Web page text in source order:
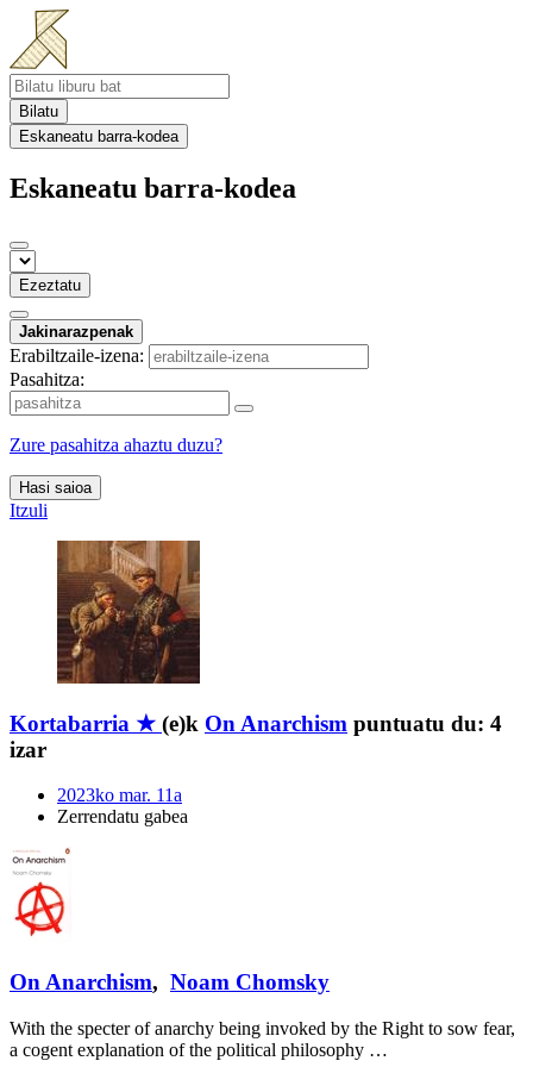
Bilatu
Eskaneatu barra-kodea
Eskaneatu barra-kodea
Ezeztatu
Jakinarazpenak
Erabiltzaile-izena:
Pasahitza:
Zure pasahitza ahaztu duzu?
Hasi saioa
Itzuli
Kortabarria ★ (e)k On Anarchism puntuatu du: 4
izar
2023ko mar. 11a
Zerrendatu gabea
On Anarchism, Noam Chomsky
With the specter of anarchy being invoked by the Right to sow fear,
a cogent explanation of the political philosophy …